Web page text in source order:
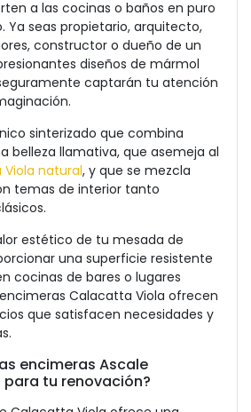
a las cocinas o baños en puro
Ya seas propietario, arquitecto,
constructor o dueño de un
diseños de mármol
captarán tu atención
sinterizado que combina
belleza llamativa, que asemeja al
natural, y que se mezcla
temas de interior tanto
estético de tu mesada de
una superficie resistente
cocinas de bares o lugares
Calacatta Viola ofrecen
que satisfacen necesidades y
encimeras Ascale
tu renovación?